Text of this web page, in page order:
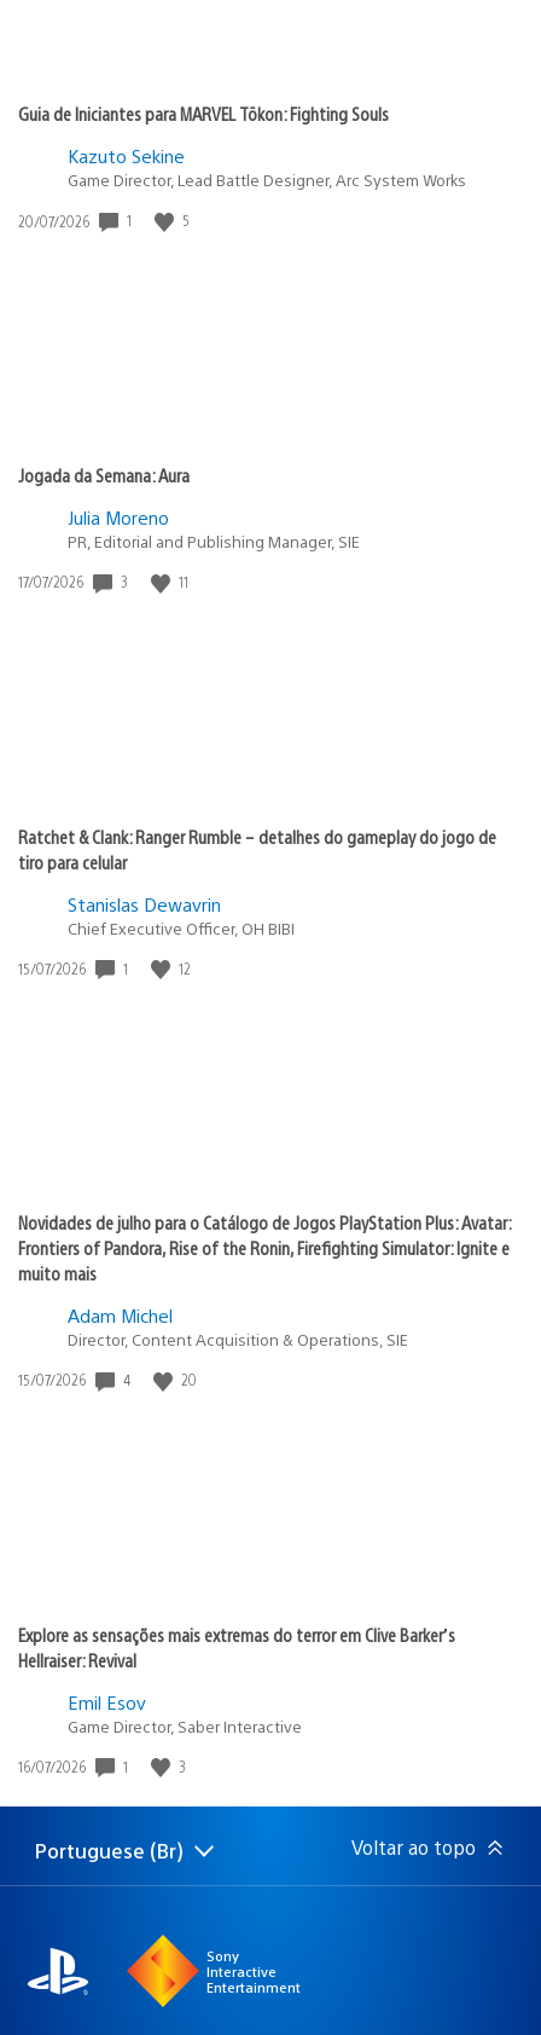
Guia de Iniciantes para MARVEL Tōkon: Fighting Souls
Kazuto Sekine
Game Director, Lead Battle Designer, Arc System Works
Data
20/07/2026 1 5
Jogada da Semana: Aura
Julia Moreno
PR, Editorial and Publishing Manager, SIE
Data
17/07/2026 3 11
Ratchet & Clank: Ranger Rumble – detalhes do gameplay do jogo de
tiro para celular
Stanislas Dewavrin
Chief Executive Officer, OH BIBI
Data
15/07/2026 1 12
Novidades de julho para o Catálogo de Jogos PlayStation Plus: Avatar:
Frontiers of Pandora, Rise of the Ronin, Firefighting Simulator: Ignite e
muito mais
Adam Michel
Director, Content Acquisition & Operations, SIE
Data
15/07/2026 4 20
Explore as sensações mais extremas do terror em Clive Barker’s
Hellraiser: Revival
Emil Esov
Game Director, Saber Interactive
Data
publicação:
16/07/2026 1 3
Selecione
Região
Portuguese (Br) Voltar ao topo
Sony
Interactive
Entertainment